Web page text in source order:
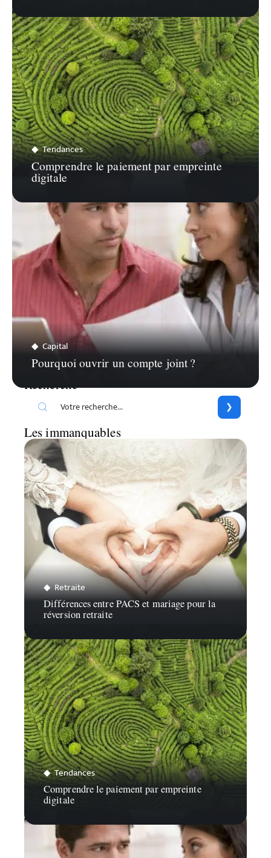
Tendances
Comprendre le paiement par empreinte
digitale
Capital
Pourquoi ouvrir un compte joint ?
Recherche
Les immanquables
Retraite
Différences entre PACS et mariage pour la
réversion retraite
Tendances
Comprendre le paiement par empreinte
digitale